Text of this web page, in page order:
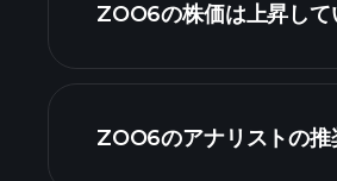
ZOO6の株価は上昇して
ZOO6のアナリストの推